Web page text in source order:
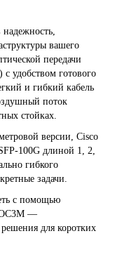
вашего
передачи
с удобством готового
и гибкий кабель
поток
стойках.
версии, Cisco
100G длиной 1, 2,
гибкого
задачи.
с помощью
—
для коротких